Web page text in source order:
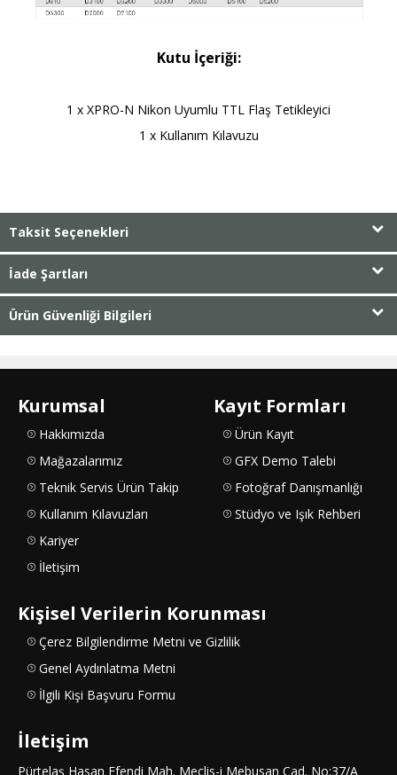
Kutu İçeriği:
1 x XPRO-N Nikon Uyumlu TTL Flaş Tetikleyici
1 x Kullanım Kılavuzu
Taksit Seçenekleri
İade Şartları
Ürün Güvenliği Bilgileri
Kurumsal
Hakkımızda
Mağazalarımız
Teknik Servis Ürün Takip
Kullanım Kılavuzları
Kariyer
İletişim
Kayıt Formları
Ürün Kayıt
GFX Demo Talebi
Fotoğraf Danışmanlığı
Stüdyo ve Işık Rehberi
Kişisel Verilerin Korunması
Çerez Bilgilendirme Metni ve Gizlilik
Genel Aydınlatma Metni
İlgili Kişi Başvuru Formu
İletişim
Pürtelaş Hasan Efendi Mah. Meclis-i Mebusan Cad. No:37/A